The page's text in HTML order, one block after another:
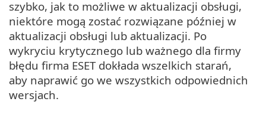
szybko, jak to możliwe w aktualizacji obsługi,
niektóre mogą zostać rozwiązane później w
aktualizacji obsługi lub aktualizacji. Po
wykryciu krytycznego lub ważnego dla firmy
błędu firma ESET dokłada wszelkich starań,
aby naprawić go we wszystkich odpowiednich
wersjach.